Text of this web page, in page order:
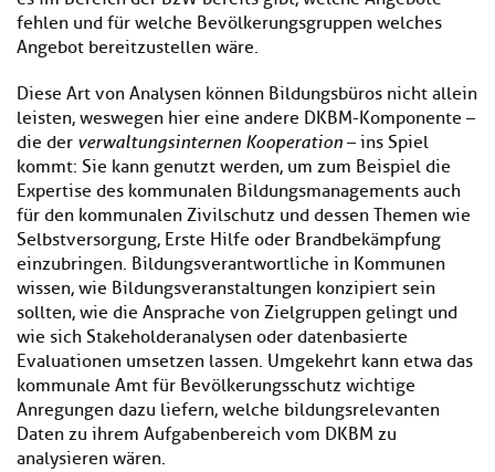
fehlen und für welche Bevölkerungsgruppen welches
Angebot bereitzustellen wäre.
Diese Art von Analysen können Bildungsbüros nicht allein
leisten, weswegen hier eine andere DKBM-Komponente –
die der verwaltungsinternen Kooperation – ins Spiel
kommt: Sie kann genutzt werden, um zum Beispiel die
Expertise des kommunalen Bildungsmanagements auch
für den kommunalen Zivilschutz und dessen Themen wie
Selbstversorgung, Erste Hilfe oder Brandbekämpfung
einzubringen. Bildungsverantwortliche in Kommunen
wissen, wie Bildungsveranstaltungen konzipiert sein
sollten, wie die Ansprache von Zielgruppen gelingt und
wie sich Stakeholderanalysen oder datenbasierte
Evaluationen umsetzen lassen. Umgekehrt kann etwa das
kommunale Amt für Bevölkerungsschutz wichtige
Anregungen dazu liefern, welche bildungsrelevanten
Daten zu ihrem Aufgabenbereich vom DKBM zu
analysieren wären.